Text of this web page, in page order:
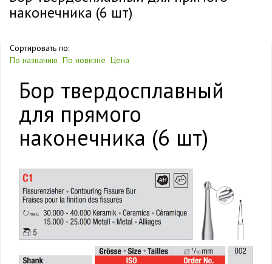
наконечника (6 шт)
Сортировать по:
По названию По новизне Цена
Бор твердосплавный
для прямого
наконечника (6 шт)